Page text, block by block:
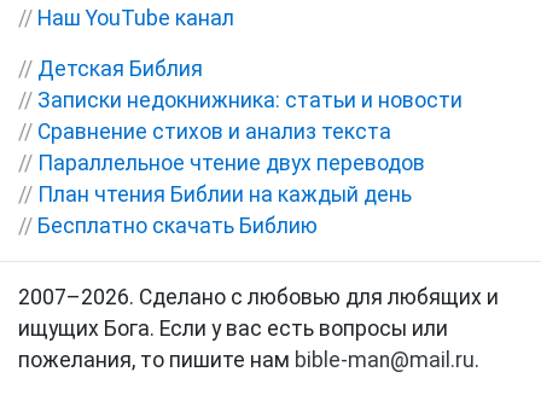
// Наш YouTube канал
// Детская Библия
// Записки недокнижника: статьи и новости
// Сравнение стихов и анализ текста
// Параллельное чтение двух переводов
// План чтения Библии на каждый день
// Бесплатно скачать Библию
2007–2026. Сделано с любовью для любящих и
ищущих Бога. Если у вас есть вопросы или
пожелания, то пишите нам bible-man@mail.ru.